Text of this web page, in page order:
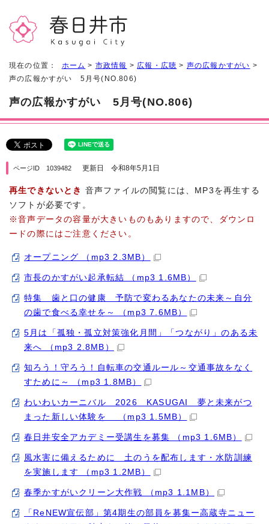
現在の位置： ホーム > 市政情報 > 広報・広聴 > 声の広報かすがい >
声の広報かすがい 5月号(NO.806)
声の広報かすがい 5月号(NO.806)
ページID 1039482 更新日 令和8年5月1日
再生できないとき 音声ファイルの閲覧には、MP3を再生する
ソフトが必要です。
※音声データの容量が大きいものもありますので、ダウンロ
ードの際にはご注意ください。
オープニング （mp3 2.3MB）
市長のかすがい起承転結 （mp3 1.6MB）
特集 歯と口の健康 予防で変わるあなたの未来～自分
の歯で食べる幸せを～ （mp3 7.6MB）
5月は「孤独・孤立対策強化月間」「つながり」のある未
来へ （mp3 2.8MB）
知ろう！守ろう！自転車の交通ルール～交通事故をなく
すために～ （mp3 1.8MB）
わいわいカーニバル 2026 KASUGAI 夢と未来がつ
まった新しい体験を （mp3 1.5MB）
春日井安全アカデミー受講生を募集 （mp3 1.6MB）
風水害に備えるために 土のうを配布します・水防訓練
を実施します （mp3 1.2MB）
春季かすがいクリーン大作戦 （mp3 1.1MB）
「ReNEW宣伝部」第4期生の部員を募集ー高蔵寺ニュー